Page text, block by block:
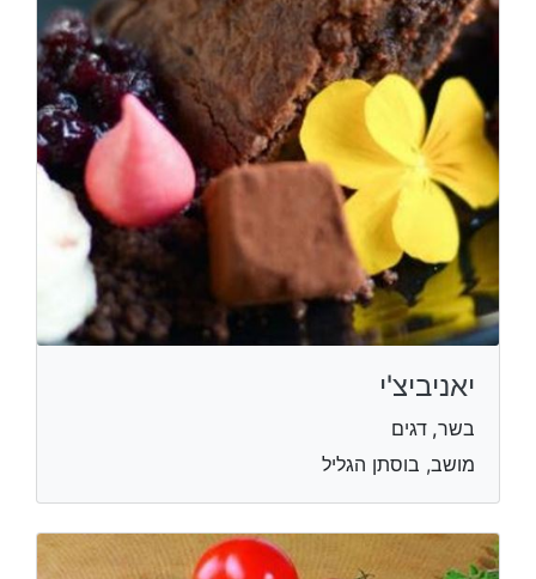
יאניביצ'י
בשר, דגים
מושב, בוסתן הגליל